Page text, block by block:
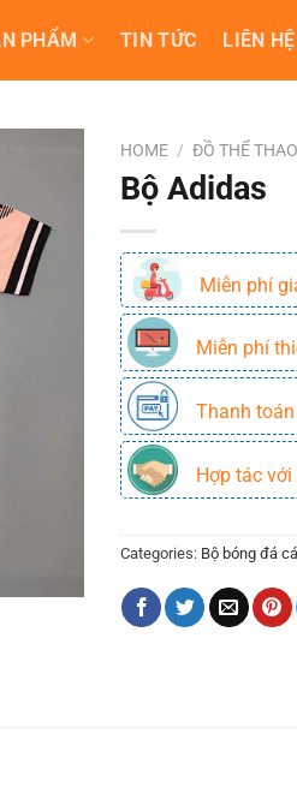
PHẨM TIN TỨC LIÊN HỆ
HOME / ĐỒ THỂ THAO
Bộ Adidas
Miễn phí
Miễn phí
Thanh
Hợp tác
Categories: Bộ bóng đá